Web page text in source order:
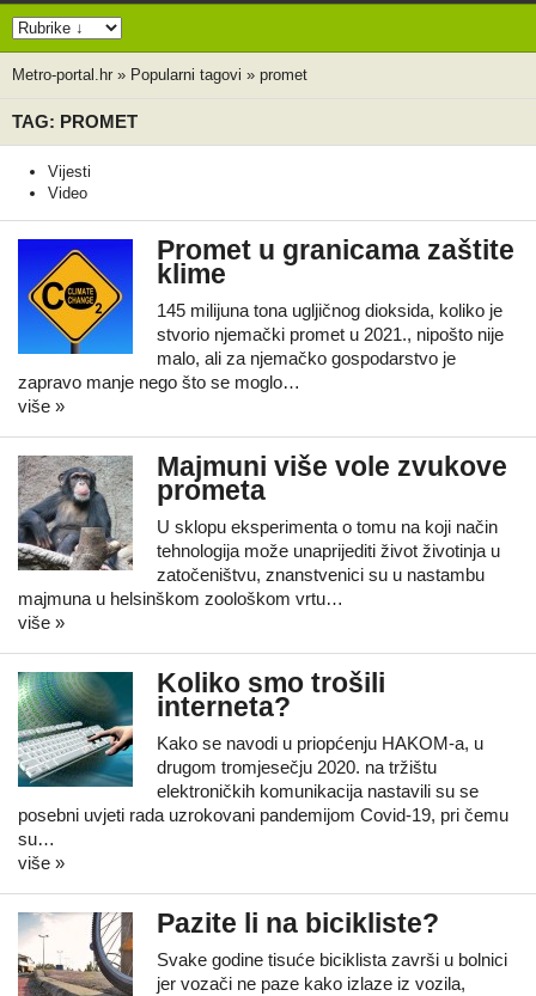
Metro-portal.hr » Popularni tagovi » promet
TAG: PROMET
Vijesti
Video
Promet u granicama zaštite
klime
145 milijuna tona ugljičnog dioksida, koliko je
stvorio njemački promet u 2021., nipošto nije
malo, ali za njemačko gospodarstvo je
zapravo manje nego što se moglo…
više »
Majmuni više vole zvukove
prometa
U sklopu eksperimenta o tomu na koji način
tehnologija može unaprijediti život životinja u
zatočeništvu, znanstvenici su u nastambu
majmuna u helsinškom zoološkom vrtu…
više »
Koliko smo trošili
interneta?
Kako se navodi u priopćenju HAKOM-a, u
drugom tromjesečju 2020. na tržištu
elektroničkih komunikacija nastavili su se
posebni uvjeti rada uzrokovani pandemijom Covid-19, pri čemu
su…
više »
Pazite li na bicikliste?
Svake godine tisuće biciklista završi u bolnici
jer vozači ne paze kako izlaze iz vozila,